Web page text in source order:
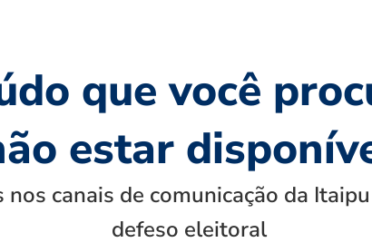
que você
estar
nos canais de comunicação da
defeso eleitoral